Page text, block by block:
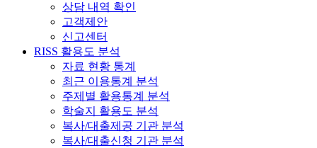
상담 내역 확인
고객제안
신고센터
RISS 활용도 분석
자료 현황 통계
최근 이용통계 분석
주제별 활용통계 분석
학술지 활용도 분석
복사/대출제공 기관 분석
복사/대출신청 기관 분석